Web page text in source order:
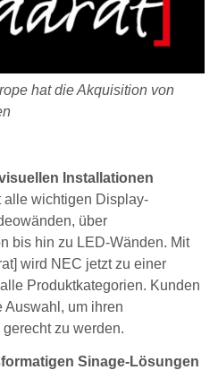
hat die Akquisition von
Installationen
alle wichtigen Display-
über
bis hin zu LED-Wänden. Mit
wird NEC jetzt zu einer
Produktkategorien. Kunden
Auswahl, um ihren
zu werden.
Sinage-Lösungen